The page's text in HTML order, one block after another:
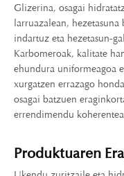
Glizerina, osagai
larruazalean,
indartuz eta hezetasun-
Karbomeroak, kalitate
ehundura uniformeagoa
xurgatzen errazago
osagai batzuen
errendimendu
Produktuaren